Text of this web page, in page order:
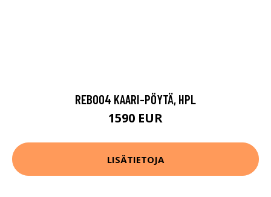
REB004 KAARI-PÖYTÄ, HPL
1590 EUR
LISÄTIETOJA